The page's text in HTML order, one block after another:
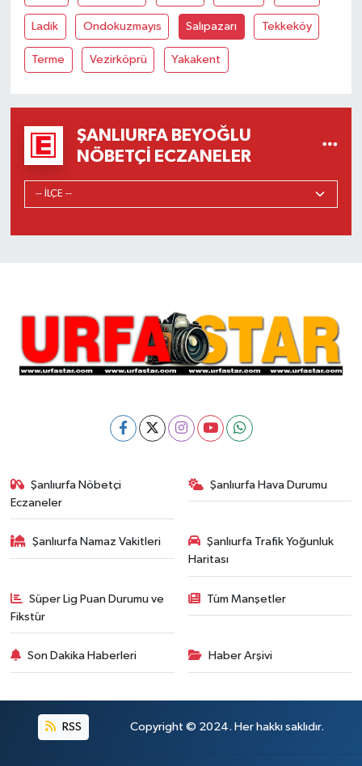
Ladik Ondokuzmayıs Salıpazarı Tekkeköy
Terme Vezirköprü Yakakent
ŞANLIURFA BEYOĞLU
NÖBETÇI ECZANELER
Şanlıurfa Nöbetçi
Eczaneler
Şanlıurfa Hava Durumu
Şanlıurfa Namaz Vakitleri
Şanlıurfa Trafik Yoğunluk
Haritası
Süper Lig Puan Durumu ve
Fikstür
Tüm Manşetler
Son Dakika Haberleri Haber Arşivi
RSS Copyright © 2024. Her hakkı saklıdır.